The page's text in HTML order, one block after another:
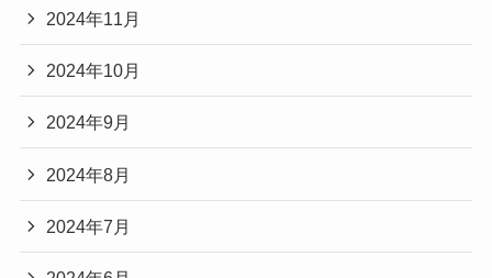
2024年11月
2024年10月
2024年9月
2024年8月
2024年7月